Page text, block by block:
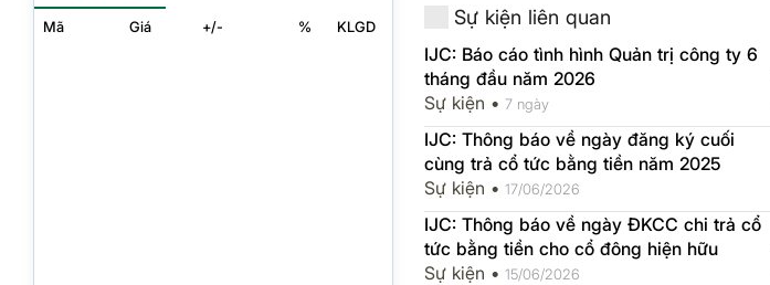
Mã Giá +/- % KLGD Sự kiện liên quan
IJC: Báo cáo tình hình Quản trị công ty 6
tháng đầu năm 2026
Sự kiện • 7 ngày
IJC: Thông báo về ngày đăng ký cuối
cùng trả cổ tức bằng tiền năm 2025
Sự kiện • 17/06/2026
IJC: Thông báo về ngày ĐKCC chi trả cổ
tức bằng tiền cho cổ đông hiện hữu
Sự kiện • 15/06/2026